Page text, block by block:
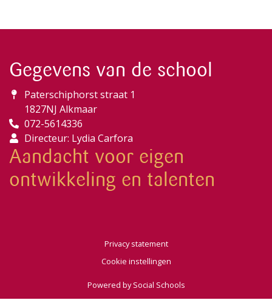
Gegevens van de school
Paterschiphorst straat 1
1827NJ Alkmaar
072-5614336
Directeur: Lydia Carfora
Aandacht voor eigen
ontwikkeling en talenten
Privacy statement
Cookie instellingen
Powered bySocial Schools